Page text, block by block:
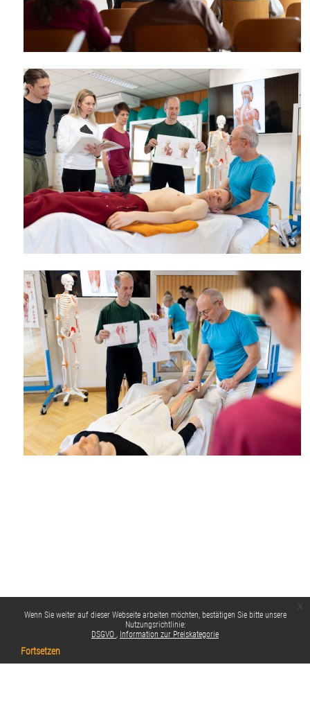
Wenn Sie weiter auf dieser Webseite arbeiten möchten, bestätigen Sie bitte unsere
Nutzungsrichtlinie:
DSGVO
Information zur Preiskategorie
Fortsetzen